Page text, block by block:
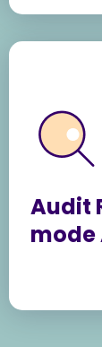
Audit
mode